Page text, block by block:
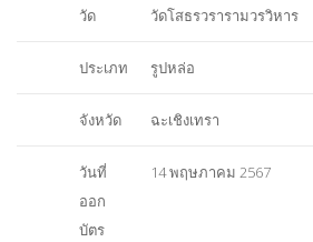
วัด วัดโสธรวรารามวรวิหาร
ประเภท รูปหล่อ
จังหวัด ฉะเชิงเทรา
วันที่
ออก
บัตร
14 พฤษภาคม 2567